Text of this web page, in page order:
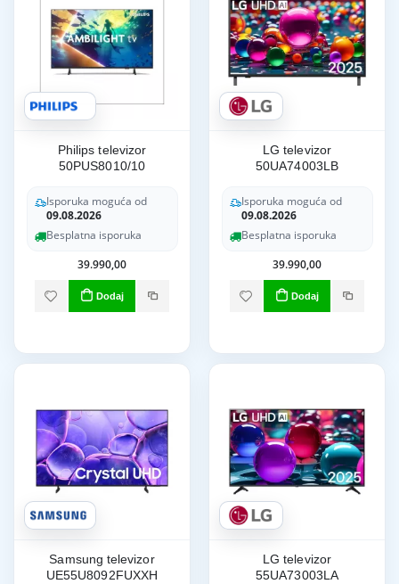
Philips televizor
50PUS8010/10
Isporuka moguća od
09.08.2026
Besplatna isporuka
39.990,00
Dodaj
LG televizor
50UA74003LB
Isporuka moguća od
09.08.2026
Besplatna isporuka
39.990,00
Dodaj
Samsung televizor
UE55U8092FUXXH
LG televizor
55UA73003LA